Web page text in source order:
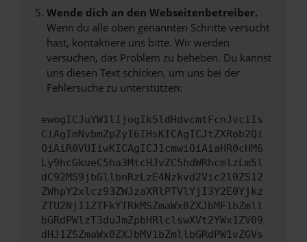
Wende dich an den Webseitenbetreiber.
Wenn du alle oben genannten Schritte versucht
hast, kontaktiere uns bitte. Wir werden
versuchen, das Problem zu beheben. Du kannst
uns diesen Text schicken, um uns bei der
Fehlersuche zu unterstützen:
ewogICJuYW1lIjogIk5ldHdvcmtFcnJvciIs
CiAgImNvbmZpZyI6IHsKICAgICJtZXRob2Qi
OiAiR0VUIiwKICAgICJ1cmwiOiAiaHR0cHM6
Ly9hcGkueC5ha3MtcHJvZC5hdWRhcmlzLm5l
dC92MS9jbGllbnRzLzE4Nzkvd2Vic2l0ZS12
ZWhpY2xlcz93ZWJzaXRlPTVlYjI3Y2E0Yjkz
ZTU2NjI1ZTFkYTRkMSZmaWx0ZXJbMF1bZmll
bGRdPWlzT3duJmZpbHRlclswXVt2YWx1ZV09
dHJ1ZSZmaWx0ZXJbMV1bZmllbGRdPW1vZGVs